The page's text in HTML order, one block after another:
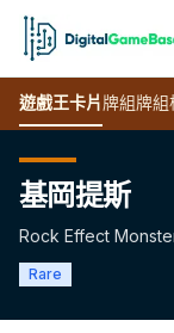
遊戲王卡片牌組牌組
基岡提斯
Rock Effect
Rare